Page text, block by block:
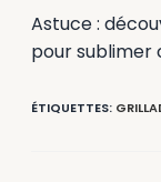
Astuce :
pour
ÉTIQUETTES: